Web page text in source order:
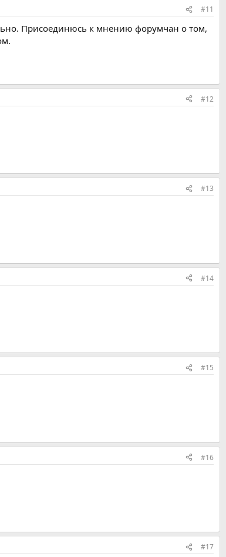
#11
Присоединюсь к мнению форумчан о том,
#12
#13
#14
#15
#16
#17